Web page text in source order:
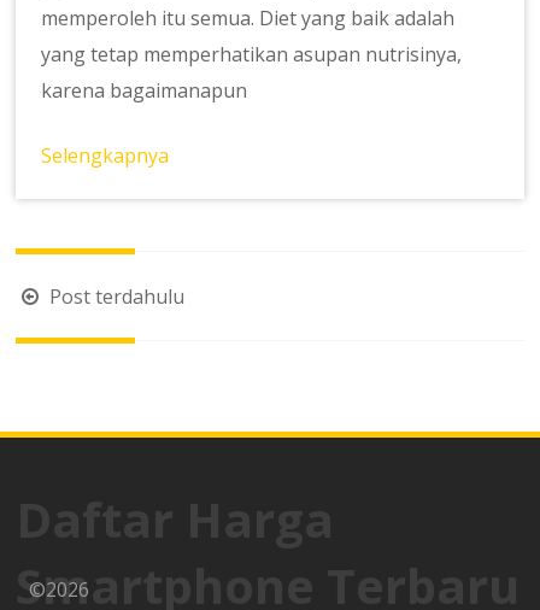
memperoleh itu semua. Diet yang baik adalah
yang tetap memperhatikan asupan nutrisinya,
karena bagaimanapun
Selengkapnya
Navigasi
pos
Post terdahulu
Daftar Harga
Smartphone Terbaru
©2026